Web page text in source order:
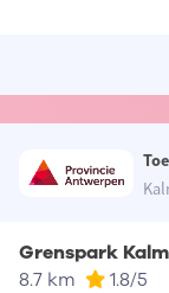
Grenspark
8.7 km 1.8/5